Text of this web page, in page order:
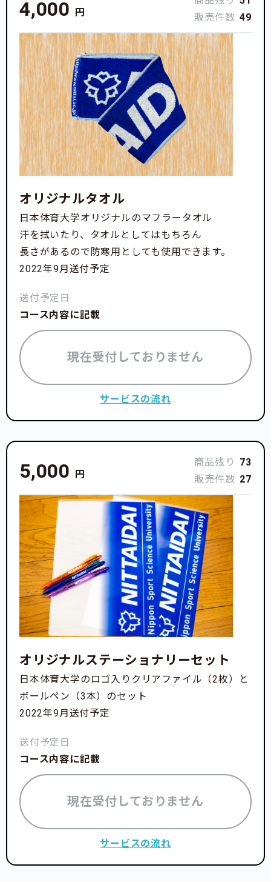
第2章【合宿所の歴史〜引き継いだ思い〜vol.1】
14日更新）
第3章【合宿所の歴史〜引き継いだ思い〜vol.2】
21日更新）
最終章【合宿所の歴史〜次世代へつなぐ〜】
日更新）
【プロジェクトオーナー紹介】
本プロジェクトのオーナーは日本体育大学スキー部部
長をはじめとする有志で成り立ちます。
※写真、左から順に
＜メンバーのご紹介＞
竹腰 誠
日本体育大学スキー部部長
自己紹介はこちら
Kiroro SKI & SNOWBOARD ACADEMY 所属プロスキ
ーヤー
自己紹介はこちら
日本体育大学 学友会スキー部 監督
自己紹介はこちら
唐木永乃
日本体育大学スキー部OG
井川珠実
4,000 円
販売件数 49
オリジナルタオル
日本体育大学オリジナルのマフラータオル
汗を拭いたり、タオルとしてはもちろん
長さがあるので防寒用としても使用できます。
2022年9月送付予定
送付予定日
コース内容に記載
現在受付しておりません
サービスの流れ
5,000 円
商品残り
73
販売件数 27
オリジナルステーショナリーセット
日本体育大学のロゴ入りクリアファイル（2枚）と
ボールペン（3本）のセット
2022年9月送付予定
送付予定日
コース内容に記載
現在受付しておりません
サービスの流れ